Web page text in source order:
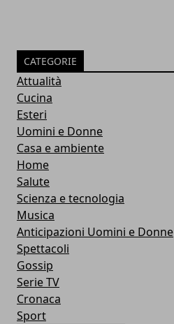
CATEGORIE
Attualità
Cucina
Esteri
Uomini e Donne
Casa e ambiente
Home
Salute
Scienza e tecnologia
Musica
Anticipazioni Uomini e Donne
Spettacoli
Gossip
Serie TV
Cronaca
Sport